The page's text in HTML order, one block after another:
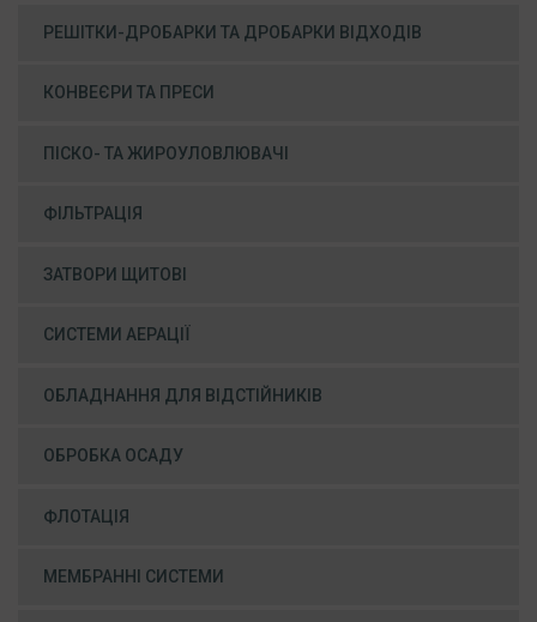
РЕШІТКИ-ДРОБАРКИ ТА ДРОБАРКИ ВІДХОДІВ
КОНВЕЄРИ ТА ПРЕСИ
ПІСКО- ТА ЖИРОУЛОВЛЮВАЧІ
ФІЛЬТРАЦІЯ
ЗАТВОРИ ЩИТОВІ
СИСТЕМИ АЕРАЦІЇ
ОБЛАДНАННЯ ДЛЯ ВІДСТІЙНИКІВ
ОБРОБКА ОСАДУ
ФЛОТАЦІЯ
МЕМБРАННІ СИСТЕМИ